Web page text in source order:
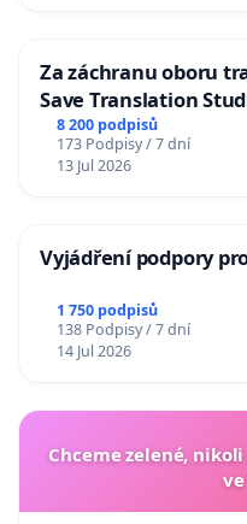
Za záchranu oboru
Save Translation
Charles University
8 200 podpisů
173 Podpisy / 7 dní
13 Jul 2026
Vyjádření podpory
1 750 podpisů
138 Podpisy / 7 dní
14 Jul 2026
Chceme zelené,